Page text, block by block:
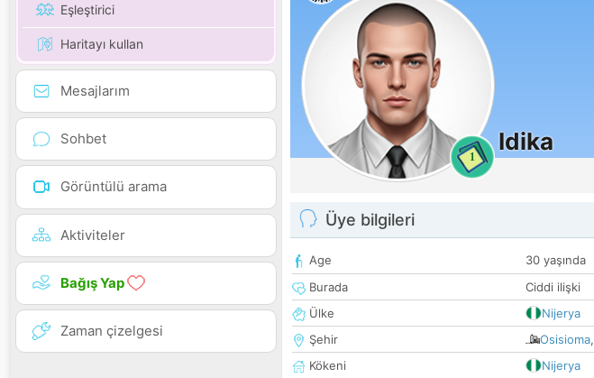
Eşleştirici
Haritayı kullan
Mesajlarım
Sohbet
Görüntülü arama
Aktiviteler
Bağış Yap
Zaman çizelgesi
1
Idika
Üye bilgileri
Age
30 yaşında
Burada
Ciddi ilişki
Ülke
Nijerya
Şehir
Osisioma,
Kökeni
Nijerya